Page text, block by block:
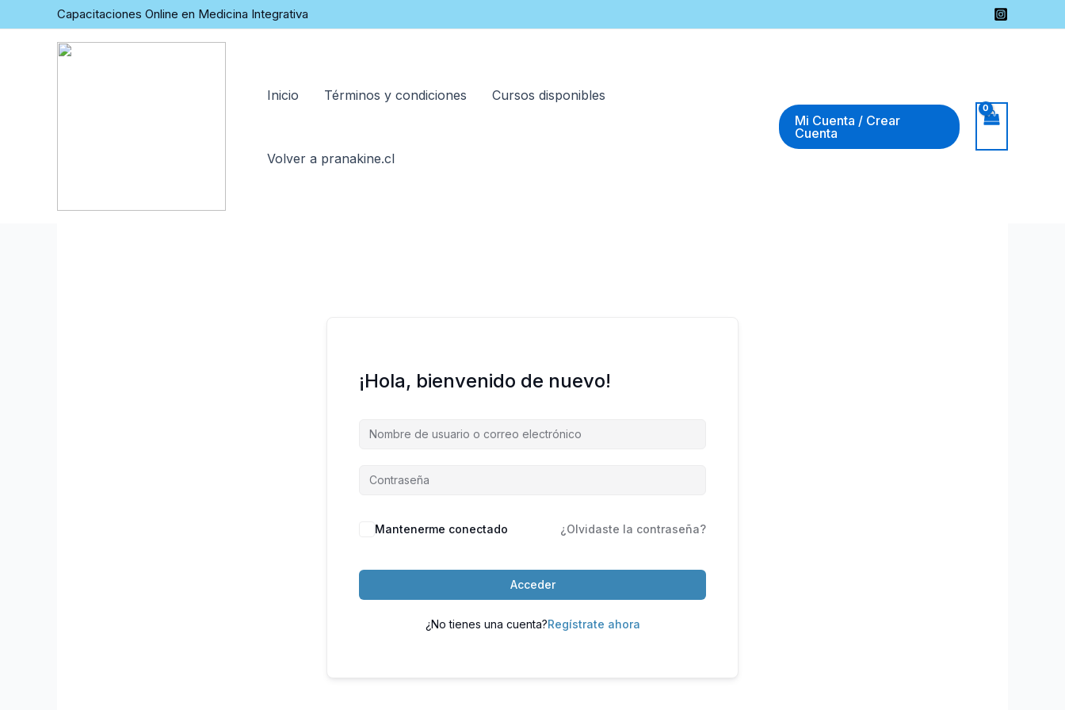
al
contenido
Capacitaciones Online en Medicina Integrativa
Inicio Términos y condiciones Cursos disponibles
Volver a pranakine.cl
Mi Cuenta / Crear
Cuenta
¡Hola, bienvenido de nuevo!
Mantenerme conectado ¿Olvidaste la contraseña?
Acceder
¿No tienes una cuenta?Regístrate ahora